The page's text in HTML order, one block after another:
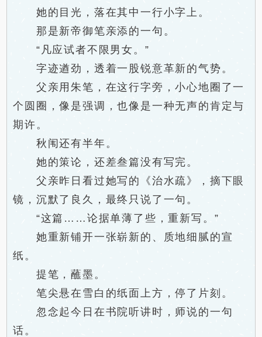
她的目光，落在其中一行小字上。
那是新帝御笔亲添的一句。
“凡应试者不限男女。”
字迹遒劲，透着一股锐意革新的气势。
父亲用朱笔，在这行字旁，小心地圈了一
个圆圈，像是强调，也像是一种无声的肯定与
期许。
秋闱还有半年。
她的策论，还差叁篇没有写完。
父亲昨日看过她写的《治水疏》，摘下眼
镜，沉默了良久，最终只说了一句。
“这篇……论据单薄了些，重新写。”
她重新铺开一张崭新的、质地细腻的宣
纸。
提笔，蘸墨。
笔尖悬在雪白的纸面上方，停了片刻。
忽念起今日在书院听讲时，师说的一句
话。